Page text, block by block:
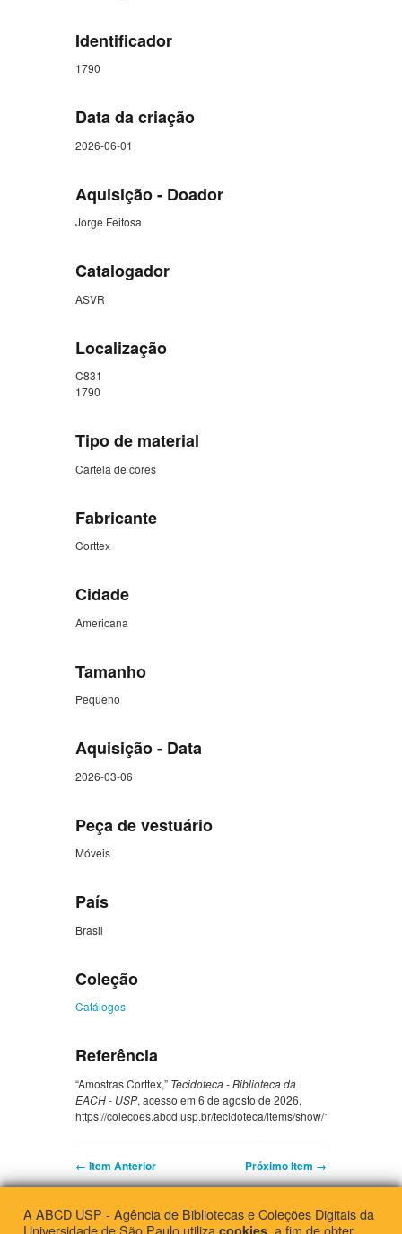
Identificador
1790
Data da criação
2026-06-01
Aquisição - Doador
Jorge Feitosa
Catalogador
ASVR
Localização
C831
1790
Tipo de material
Cartela de cores
Fabricante
Corttex
Cidade
Americana
Tamanho
Pequeno
Aquisição - Data
2026-03-06
Peça de vestuário
Móveis
País
Brasil
Coleção
Catálogos
Referência
“Amostras Corttex,” Tecidoteca - Biblioteca da
EACH - USP, acesso em 6 de agosto de 2026,
https://colecoes.abcd.usp.br/tecidoteca/items/show/11191
← Item Anterior Próximo Item →
A ABCD USP - Agência de Bibliotecas e Coleções Digitais da
Universidade de São Paulo utilizacookies , a fim de obter